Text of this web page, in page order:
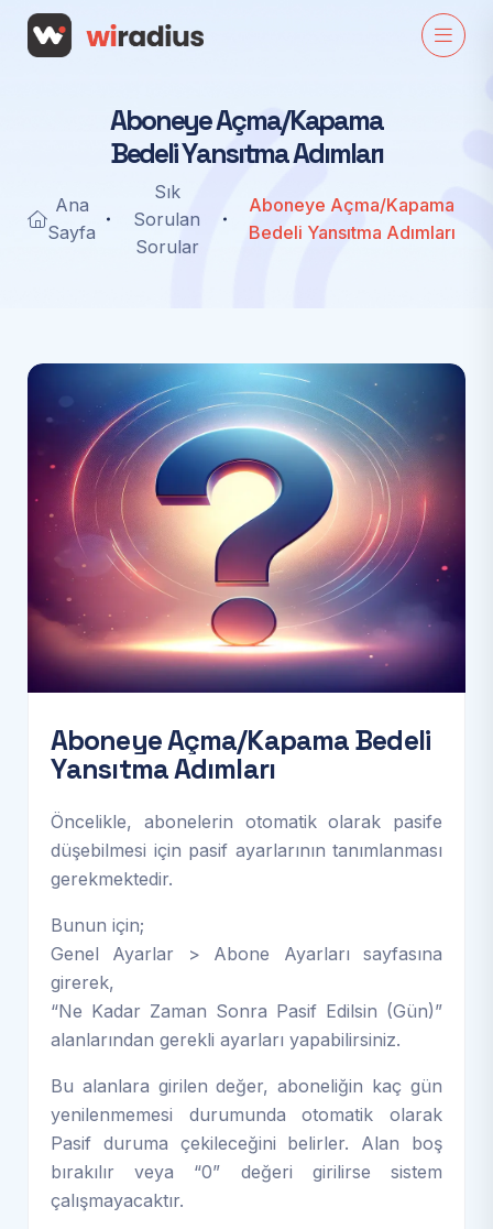
AboneyeAçma/Kapama
BedeliYansıtmaAdımları
Ana
Sayfa
Sık
Sorulan
Sorular
Aboneye Açma/Kapama
Bedeli Yansıtma Adımları
AboneyeAçma/KapamaBedeli
YansıtmaAdımları
Öncelikle, abonelerin otomatik olarak pasife
düşebilmesi için pasif ayarlarının tanımlanması
gerekmektedir.
Bunun için;
Genel Ayarlar > Abone Ayarları sayfasına
girerek,
“Ne Kadar Zaman Sonra Pasif Edilsin (Gün)”
alanlarından gerekli ayarları yapabilirsiniz.
Bu alanlara girilen değer, aboneliğin kaç gün
yenilenmemesi durumunda otomatik olarak
Pasif duruma çekileceğini belirler. Alan boş
bırakılır veya “0” değeri girilirse sistem
çalışmayacaktır.